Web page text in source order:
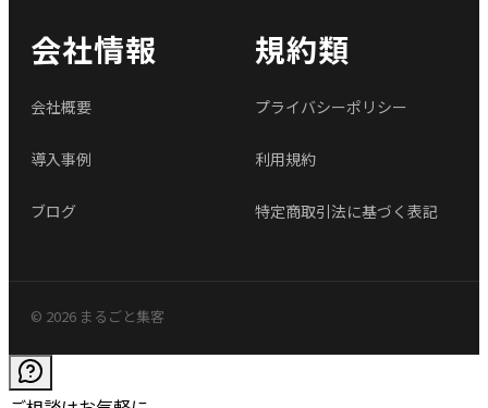
会社情報
会社概要
導入事例
ブログ
規約類
プライバシーポリシー
利用規約
特定商取引法に基づく表記
© 2026 まるごと集客